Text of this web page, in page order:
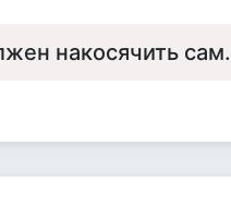
накосячить сам.